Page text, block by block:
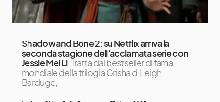
Shadow and Bone 2: su Netflix arriva la
seconda stagione dell’acclamata serie con
Jessie Mei Li Tratta dai bestseller di fama
mondiale della trilogia Grisha di Leigh
Bardugo,